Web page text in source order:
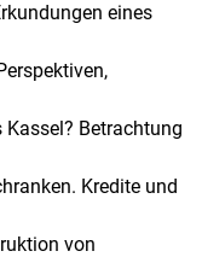
eines
Betrachtung
Kredite und
von